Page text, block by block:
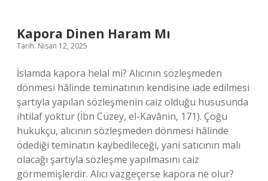
Kapora Dinen Haram Mı
Tarih: Nisan 12, 2025
İslamda kapora helal mi? Alıcının sözleşmeden
dönmesi hâlinde teminatının kendisine iade edilmesi
şartıyla yapılan sözleşmenin caiz olduğu hususunda
ihtilaf yoktur (İbn Cüzey, el-Kavânin, 171). Çoğu
hukukçu, alıcının sözleşmeden dönmesi hâlinde
ödediği teminatın kaybedileceği, yani satıcının malı
olacağı şartıyla sözleşme yapılmasını caiz
görmemişlerdir. Alıcı vazgeçerse kapora ne olur?